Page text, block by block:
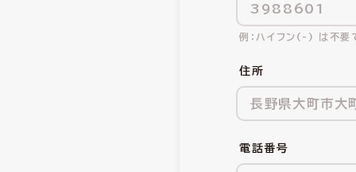
ハイフン(-) は不要
住所
電話番号